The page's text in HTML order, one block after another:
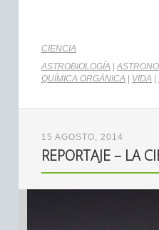
CIENCIA
ASTROBIOLOGÍA |
QUÍMICA ORGÁNICA
VIDA
15 AGOSTO, 2014
REPORTAJE – LA